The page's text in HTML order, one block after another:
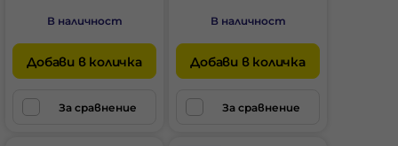
В наличност
Добави в количка
За сравнение
В наличност
Добави в количка
За сравнение